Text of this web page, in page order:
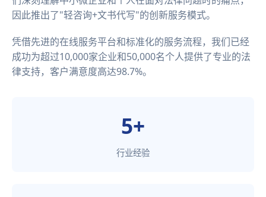
因此推出了"轻咨询+文书代写"的创新服务模式。
凭借先进的在线服务平台和标准化的服务流程，我们已经
成功为超过10,000家企业和50,000名个人提供了专业的法
律支持，客户满意度高达98.7%。
5+
行业经验